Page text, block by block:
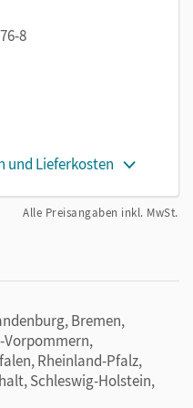
gegliedert und
empfohlen, im einfachen
zu arbeiten: Auf die
sinnvollen Wechsel
bearbeitet werden.
8
und Lieferkosten
Alle Preisangaben inkl. MwSt.
Bremen,
Vorpommern,
Rheinland-Pfalz,
Schleswig-Holstein,